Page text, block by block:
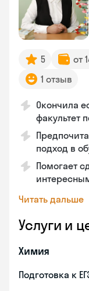
5 от
1 отзыв
Окончила
факультет
подход в
Помогает
Читать дальше
Услуги и
Химия
Подготовка к